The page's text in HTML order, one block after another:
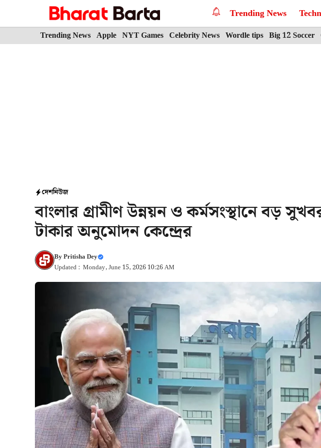
Trending News
Trending News Apple NYT Games Celebrity News Wordle tips Big 12 Soccer
দেশনিউজ
বাংলার গ্রামীণ উন্নয়ন ও কর্মসংস্থানে বড়
টাকার অনুমোদন কেন্দ্রের
ByPritisha Dey
Updated : Monday, June 15, 2026 10:26 AM